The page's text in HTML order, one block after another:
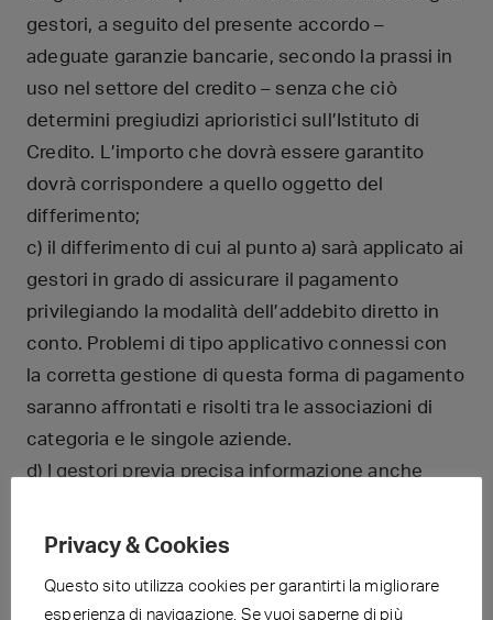
gestori, a seguito del presente accordo –
adeguate garanzie bancarie, secondo la prassi in
uso nel settore del credito – senza che ciò
determini pregiudizi aprioristici sull’Istituto di
Credito. L’importo che dovrà essere garantito
dovrà corrispondere a quello oggetto del
differimento;
c) il differimento di cui al punto a) sarà applicato ai
gestori in grado di assicurare il pagamento
privilegiando la modalità dell’addebito diretto in
conto. Problemi di tipo applicativo connessi con
la corretta gestione di questa forma di pagamento
saranno affrontati e risolti tra le associazioni di
categoria e le singole aziende.
d) I gestori previa precisa informazione anche
rinunciare al pagamento differito oggetto del
di trasformazione di tale condizione di miglior
Privacy & Cookies
Questo sito utilizza cookies per garantirti la migliorare
esperienza di navigazione. Se vuoi saperne di più